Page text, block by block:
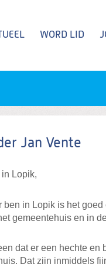
WORD LID
Jan Vente
Lopik,
in Lopik is het
gemeentehuis en in
dat er een hechte en
Dat zijn inmiddels